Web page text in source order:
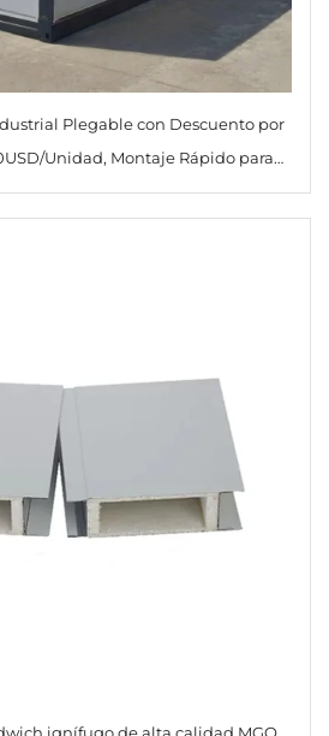
Plegable con Descuento por
Unidad, Montaje Rápido para
de Construcción